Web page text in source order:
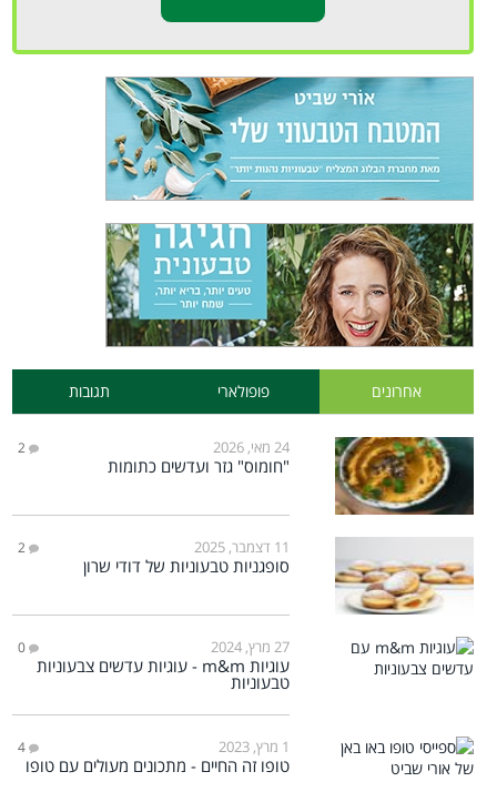
אחרונים פופולארי תגובות
24 מאי, 2026 2
"חומוס" גזר ועדשים כתומות
11 דצמבר, 2025 2
סופגניות טבעוניות של דודי שרון
27 מרץ, 2024 0
עוגיות m&m - עוגיות עדשים צבעוניות
טבעוניות
1 מרץ, 2023 4
טופו זה החיים - מתכונים מעולים עם טופו